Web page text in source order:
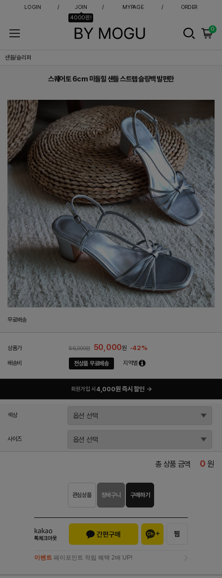
LOGIN
JOIN
4000원!
MYPAGE ORDER
0
스퀘어토 6cm 미들힐 샌들 스트랩 슬링백 발편한
샌들/슬리퍼
스퀘어토 6cm 미들힐 샌들 스트랩 슬링백 발편한
무료배송
상품가 86,000원 50,000원 -42%
배송비 전상품 무료배송 지역별
회원가입 시 4,000원 즉시 할인 →
색상
사이즈
총 상품 금액 0 원
관심상품 장바구니 구매하기
이벤트 페이포인트 적립 혜택 2배 UP!
이벤트페이포인트 적립 혜택 2배 UP!